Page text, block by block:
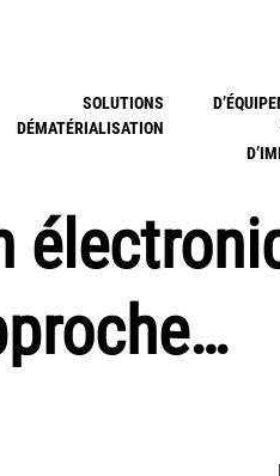
SOLUTIONS
DÉMATÉRIALISATION